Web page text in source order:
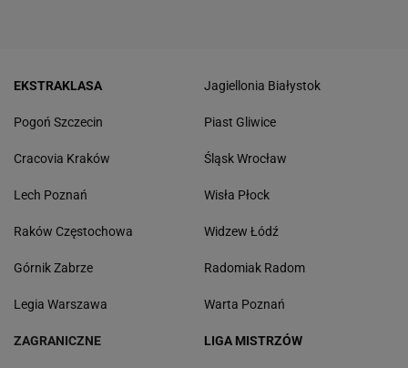
EKSTRAKLASA
Pogoń Szczecin
Cracovia Kraków
Lech Poznań
Raków Częstochowa
Górnik Zabrze
Legia Warszawa
Jagiellonia Białystok
Piast Gliwice
Śląsk Wrocław
Wisła Płock
Widzew Łódź
Radomiak Radom
Warta Poznań
ZAGRANICZNE LIGA MISTRZÓW